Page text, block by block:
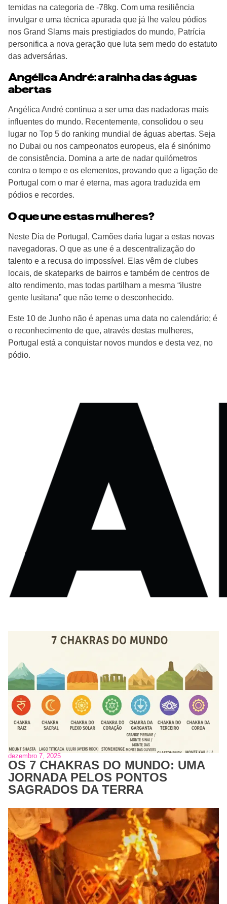
temidas na categoria de -78kg. Com uma resiliência
invulgar e uma técnica apurada que já lhe valeu pódios
nos Grand Slams mais prestigiados do mundo, Patrícia
personifica a nova geração que luta sem medo do estatuto
das adversárias.
Angélica André: a rainha das águas
abertas
Angélica André continua a ser uma das nadadoras mais
influentes do mundo. Recentemente, consolidou o seu
lugar no Top 5 do ranking mundial de águas abertas. Seja
no Dubai ou nos campeonatos europeus, ela é sinónimo
de consistência. Domina a arte de nadar quilómetros
contra o tempo e os elementos, provando que a ligação de
Portugal com o mar é eterna, mas agora traduzida em
pódios e recordes.
O que une estas mulheres?
Neste Dia de Portugal, Camões daria lugar a estas novas
navegadoras. O que as une é a descentralização do
talento e a recusa do impossível. Elas vêm de clubes
locais, de skateparks de bairros e também de centros de
alto rendimento, mas todas partilham a mesma “ilustre
gente lusitana” que não teme o desconhecido.
Este 10 de Junho não é apenas uma data no calendário; é
o reconhecimento de que, através destas mulheres,
Portugal está a conquistar novos mundos e desta vez, no
pódio.
dezembro 7, 2025
OS 7 CHAKRAS DO MUNDO: UMA
JORNADA PELOS PONTOS
SAGRADOS DA TERRA